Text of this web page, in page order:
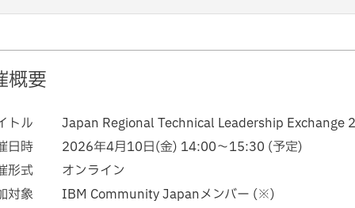
概要
トル
Japan Regional Technical Leadership Exchange
日時
2026年4月10日(金) 14:00～15:30 (予定)
形式
オンライン
対象
IBM Community Japanメンバー (※)